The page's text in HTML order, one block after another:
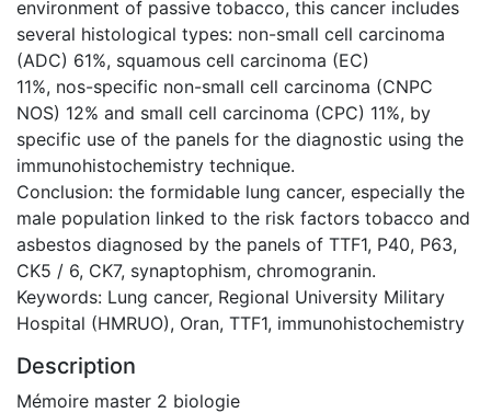
environment of passive tobacco, this cancer includes
several histological types: non-small cell carcinoma
(ADC) 61%, squamous cell carcinoma (EC)
11%, nos-specific non-small cell carcinoma (CNPC
NOS) 12% and small cell carcinoma (CPC) 11%, by
specific use of the panels for the diagnostic using the
immunohistochemistry technique.
Conclusion: the formidable lung cancer, especially the
male population linked to the risk factors tobacco and
asbestos diagnosed by the panels of TTF1, P40, P63,
CK5 / 6, CK7, synaptophism, chromogranin.
Keywords: Lung cancer, Regional University Military
Hospital (HMRUO), Oran, TTF1, immunohistochemistry
Description
Mémoire master 2 biologie